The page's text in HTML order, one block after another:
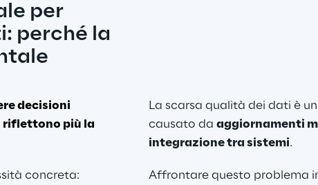
per
perché la
decisioni
riflettono più la
concreta:
La scarsa qualità dei dati è
causato da aggiornamenti
integrazione tra sistemi.
Affrontare questo problema